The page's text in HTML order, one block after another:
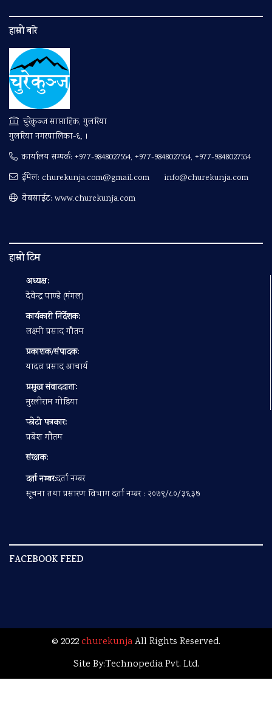
हाम्रो बारे
चुरेकुञ्ज साप्ताहिक, गुलरिया
गुलरिया नगरपालिका-६, ।
कार्यालय सम्पर्क: +977-9848027554, +977-9848027554, +977-9848027554
ईमेल: churekunja.com@gmail.com
info@churekunja.com
वेबसाईट: www.churekunja.com
हाम्रो टिम
अध्यक्ष:
देवेन्द्र पाण्डे (मंगल)
कार्यकारी निर्देशक:
लक्ष्मी प्रसाद गौतम
प्रकाशक/संपादक:
यादव प्रसाद आचार्य
प्रमुख संवाददाता:
मुरलीराम गोडिया
फोटो पत्रकार:
प्रबेश गाैतम
संरक्षक:
दर्ता नम्बर:दर्ता नम्बर
सूचना तथा प्रसारण विभाग दर्ता नम्बर : २०७९/८०/३६३७
FACEBOOK FEED
© 2022churekunjaAll Rights Reserved.
Site By:Technopedia Pvt. Ltd.